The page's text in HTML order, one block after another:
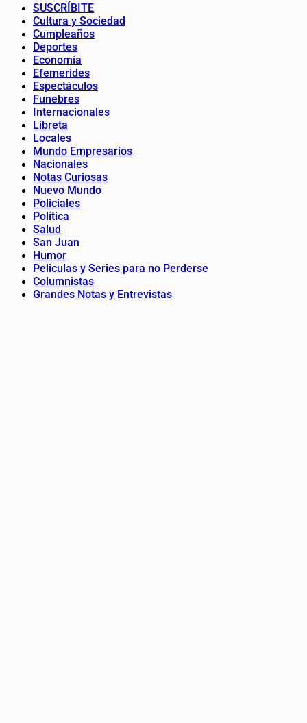
SUSCRÍBITE
Cultura y Sociedad
Cumpleaños
Deportes
Economía
Efemerides
Espectáculos
Funebres
Internacionales
Libreta
Locales
Mundo Empresarios
Nacionales
Notas Curiosas
Nuevo Mundo
Policiales
Política
Salud
San Juan
Humor
Peliculas y Series para no Perderse
Columnistas
Grandes Notas y Entrevistas